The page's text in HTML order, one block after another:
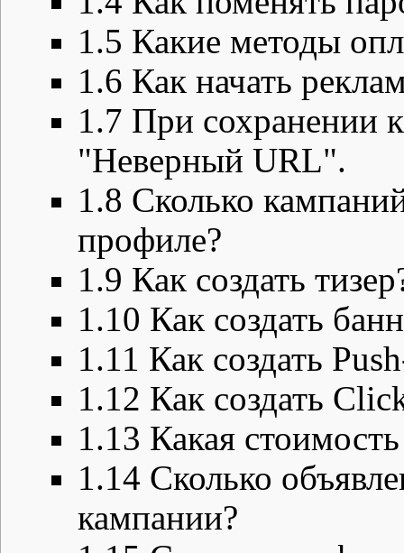
1.5 Какие методы
1.6 Как начать
1.7 При сохранении
"Неверный URL".
1.8 Сколько
профиле?
1.9 Как создать
1.10 Как создать
1.11 Как создать
1.12 Как создать
1.13 Какая
1.14 Сколько
кампании?